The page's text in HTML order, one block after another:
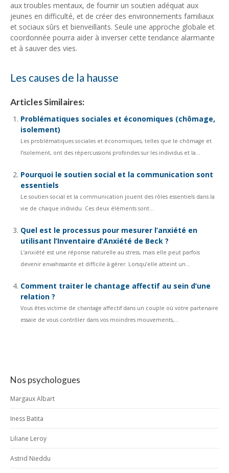
aux troubles mentaux, de fournir un soutien adéquat aux
jeunes en difficulté, et de créer des environnements familiaux
et sociaux sûrs et bienveillants. Seule une approche globale et
coordonnée pourra aider à inverser cette tendance alarmante
et à sauver des vies.
Les causes de la hausse
Articles Similaires:
Problématiques sociales et économiques (chômage,
isolement)
Les problématiques sociales et économiques, telles que le chômage et
l’isolement, ont des répercussions profondes sur les individus et la...
Pourquoi le soutien social et la communication sont
essentiels
Le soutien social et la communication jouent des rôles essentiels dans la
vie de chaque individu. Ces deux éléments sont...
Quel est le processus pour mesurer l’anxiété en
utilisant l’Inventaire d’Anxiété de Beck ?
L’anxiété est une réponse naturelle au stress, mais elle peut parfois
devenir envahissante et difficile à gérer. Lorsqu’elle atteint un...
Comment traiter le chantage affectif au sein d’une
relation ?
Vous êtes victime de chantage affectif dans un couple où votre partenaire
essaie de vous contrôler dans vos moindres mouvements,...
Nos psychologues
Margaux Albart
Iness Batita
Liliane Leroy
Astrid Nieddu